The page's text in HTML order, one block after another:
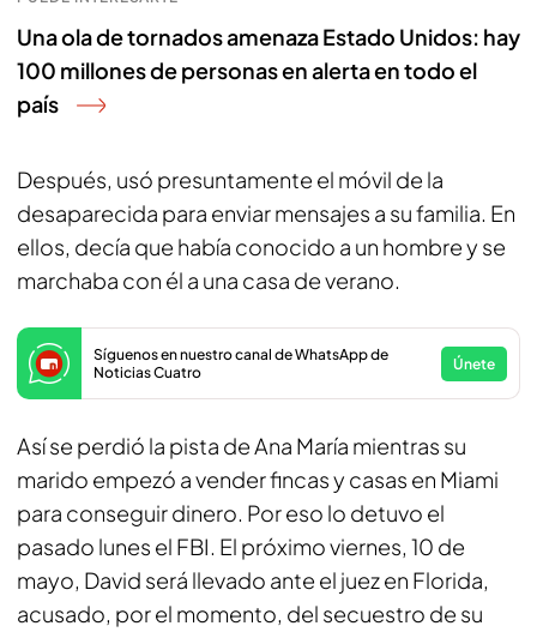
Una ola de tornados amenaza Estado Unidos: hay
100 millones de personas en alerta en todo el
país
Después, usó presuntamente el móvil de la
desaparecida para enviar mensajes a su familia. En
ellos, decía que había conocido a un hombre y se
marchaba con él a una casa de verano.
Síguenos en nuestro canal de WhatsApp de
Noticias Cuatro
Únete
Así se perdió la pista de Ana María mientras su
marido empezó a vender fincas y casas en Miami
para conseguir dinero. Por eso lo detuvo el
pasado lunes el FBI. El próximo viernes, 10 de
mayo, David será llevado ante el juez en Florida,
acusado, por el momento, del secuestro de su